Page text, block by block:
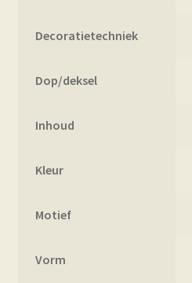
Decoratietechniek
Dop/deksel
Inhoud
Kleur
Motief
Vorm